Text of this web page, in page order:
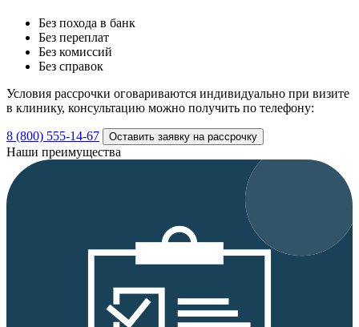
Без похода в банк
Без переплат
Без комиссий
Без справок
Условия рассрочки оговариваются индивидуально при визите
в клинику, консультацию можно получить по телефону:
8 (800) 555-14-67 Оставить заявку на рассрочку
Наши преимущества